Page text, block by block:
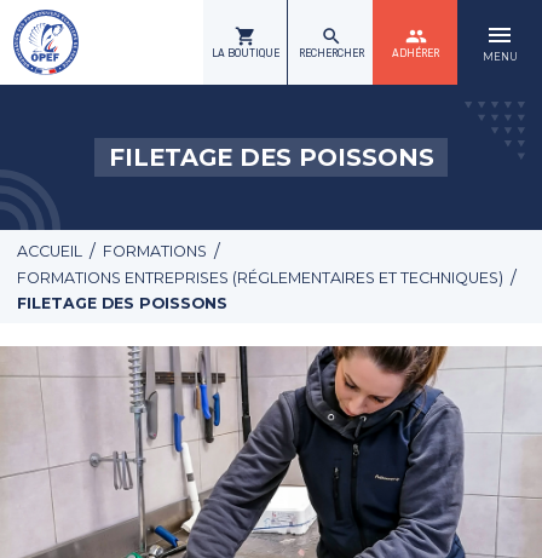
shopping_cart
LA BOUTIQUE
search
RECHERCHER
group
ADHÉRER
menu
MENU
FILETAGE DES POISSONS
ACCUEIL / FORMATIONS /
FORMATIONS ENTREPRISES (RÉGLEMENTAIRES ET TECHNIQUES) /
FILETAGE DES POISSONS